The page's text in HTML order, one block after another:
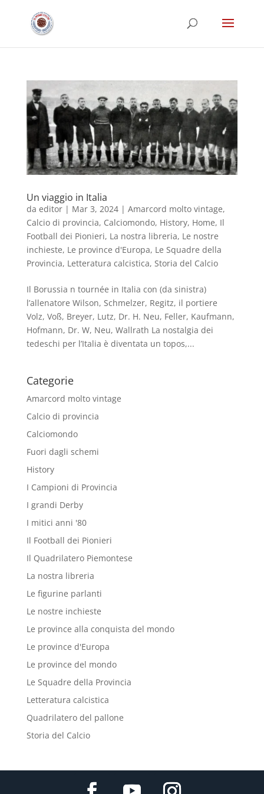
Un viaggio in Italia
da editor| Mar 3, 2024| Amarcord molto vintage,
Calcio di provincia, Calciomondo, History, Home, Il
Football dei Pionieri, La nostra libreria, Le nostre
inchieste, Le province d'Europa, Le Squadre della
Provincia, Letteratura calcistica, Storia del Calcio
Il Borussia n tournée in Italia con (da sinistra)
l’allenatore Wilson, Schmelzer, Regitz, il portiere
Volz, Voß, Breyer, Lutz, Dr. H. Neu, Feller, Kaufmann,
Hofmann, Dr. W, Neu, Wallrath La nostalgia dei
tedeschi per l’Italia è diventata un topos,...
Categorie
Amarcord molto vintage
Calcio di provincia
Calciomondo
Fuori dagli schemi
History
I Campioni di Provincia
I grandi Derby
I mitici anni '80
Il Football dei Pionieri
Il Quadrilatero Piemontese
La nostra libreria
Le figurine parlanti
Le nostre inchieste
Le province alla conquista del mondo
Le province d'Europa
Le province del mondo
Le Squadre della Provincia
Letteratura calcistica
Quadrilatero del pallone
Storia del Calcio